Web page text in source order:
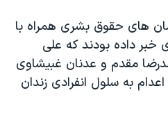
صلح
های حقوق بشری همراه با
داده بودند که علی
مقدم و عدنان غبیشاوی
به سلول انفرادی زندان